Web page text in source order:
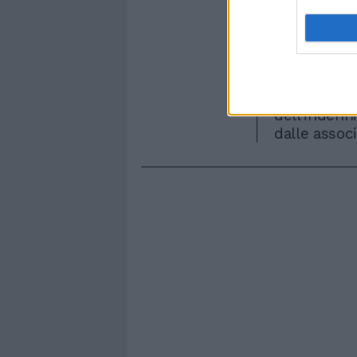
tariffe è
cifra
del bando
settore,
depositi in
dalle